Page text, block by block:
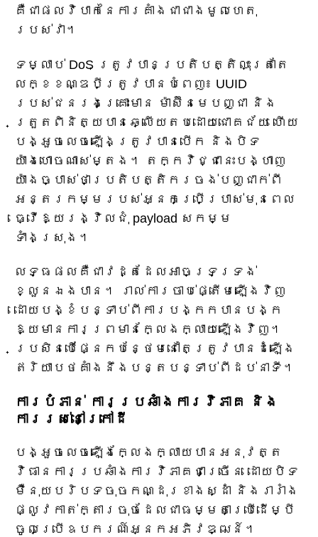
គឺជាផលវិបាកនៃការគាំងជាជាងមូលហេតុ
របស់វា។
ទម្លាប់ DoS ត្រូវបានប្រតិបត្តិលុះត្រាតែ
លក្ខខណ្ឌបីត្រូវបានបំពេញ៖ UUID
របស់ជនរងគ្រោះមាន ម៉ាស៊ីនមេបញ្ជា និង
ត្រួតពិនិត្យបានឆ្លើយតបដោយជោគជ័យ ហើយ
បង្អួចលេចឡើងត្រូវបានបើក និងបិទ
យ៉ាងហោចណាស់ម្តង។ តក្កវិជ្ជានេះបង្ហាញ
យ៉ាងច្បាស់ថាប្រតិបត្តិករចង់បញ្ជាក់ពី
អន្តរកម្មរបស់អ្នកប្រើប្រាស់មុនពេល
ធ្វើឱ្យរង្វិលជុំ payload សកម្ម
ទាំងស្រុង។
លទ្ធផលគឺជាវដ្តដែលអាចទ្រទ្រង់
ខ្លួនឯងបាន។ រាល់ការចាប់ផ្តើមឡើងវិញ
ដោយបង្ខំបន្ទាប់ពីការបង្កកបានបង្ក
ឱ្យមានការព្រមានក្លែងក្លាយឡើងវិញ។
ប្រសិនបើផ្នែកបន្ថែមនៅតែត្រូវបានដំឡើង
ឥរិយាបថគាំងនឹងបន្តបន្ទាប់ពីដប់នាទី។
ការបំភាន់ ការប្រឆាំងការវិភាគ និង
ការរស់នៅក្រៅដី
បង្អួចលេចឡើងក្លែងក្លាយបានអនុវត្ត
វិធានការប្រឆាំងការវិភាគជាច្រើន ដោយបិទ
ម៉ឺនុយបរិបទចុចកណ្ដុរខាងស្ដាំ និងរារាំង
ផ្លូវកាត់ក្តារចុចដែលជាធម្មតាប្រើដើម្បី
ចូលប្រើឧបករណ៍អ្នកអភិវឌ្ឍន៍។